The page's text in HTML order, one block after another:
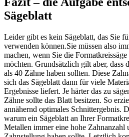
Sägeblatt
Leider gibt es kein Sägeblatt, das Sie
verwenden können.Sie müssen also
machen, wenn Sie die
möchten. Grundsätzlich gilt aber, dass
als 40 Zähne haben sollten. Diese
sich das Sägeblatt dann für viele
Ergebnisse liefert. Je härter das zu
Zähne sollte das Blatt besitzen. So
annähernd optimales Schnittergebnis.
warum ein Sägeblatt an Ihrer
Metallen immer eine hohe Zahnanzahl